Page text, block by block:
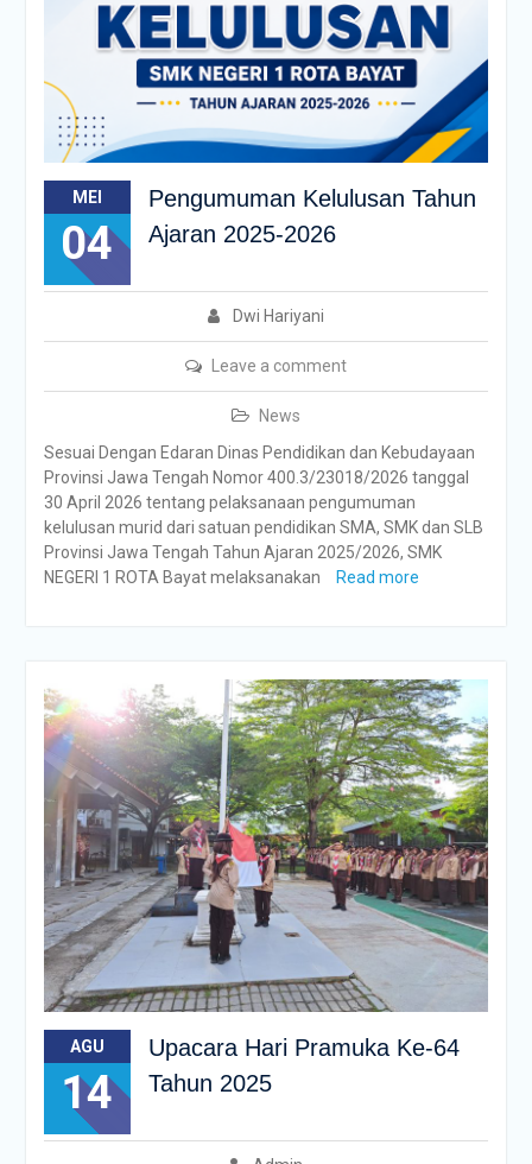
MEI
04
Pengumuman Kelulusan Tahun
Ajaran 2025-2026
Dwi Hariyani
Leave a comment
News
Sesuai Dengan Edaran Dinas Pendidikan dan Kebudayaan
Provinsi Jawa Tengah Nomor 400.3/23018/2026 tanggal
30 April 2026 tentang pelaksanaan pengumuman
kelulusan murid dari satuan pendidikan SMA, SMK dan SLB
Provinsi Jawa Tengah Tahun Ajaran 2025/2026, SMK
NEGERI 1 ROTA Bayat melaksanakan
Read more
AGU
14
Upacara Hari Pramuka Ke-64
Tahun 2025